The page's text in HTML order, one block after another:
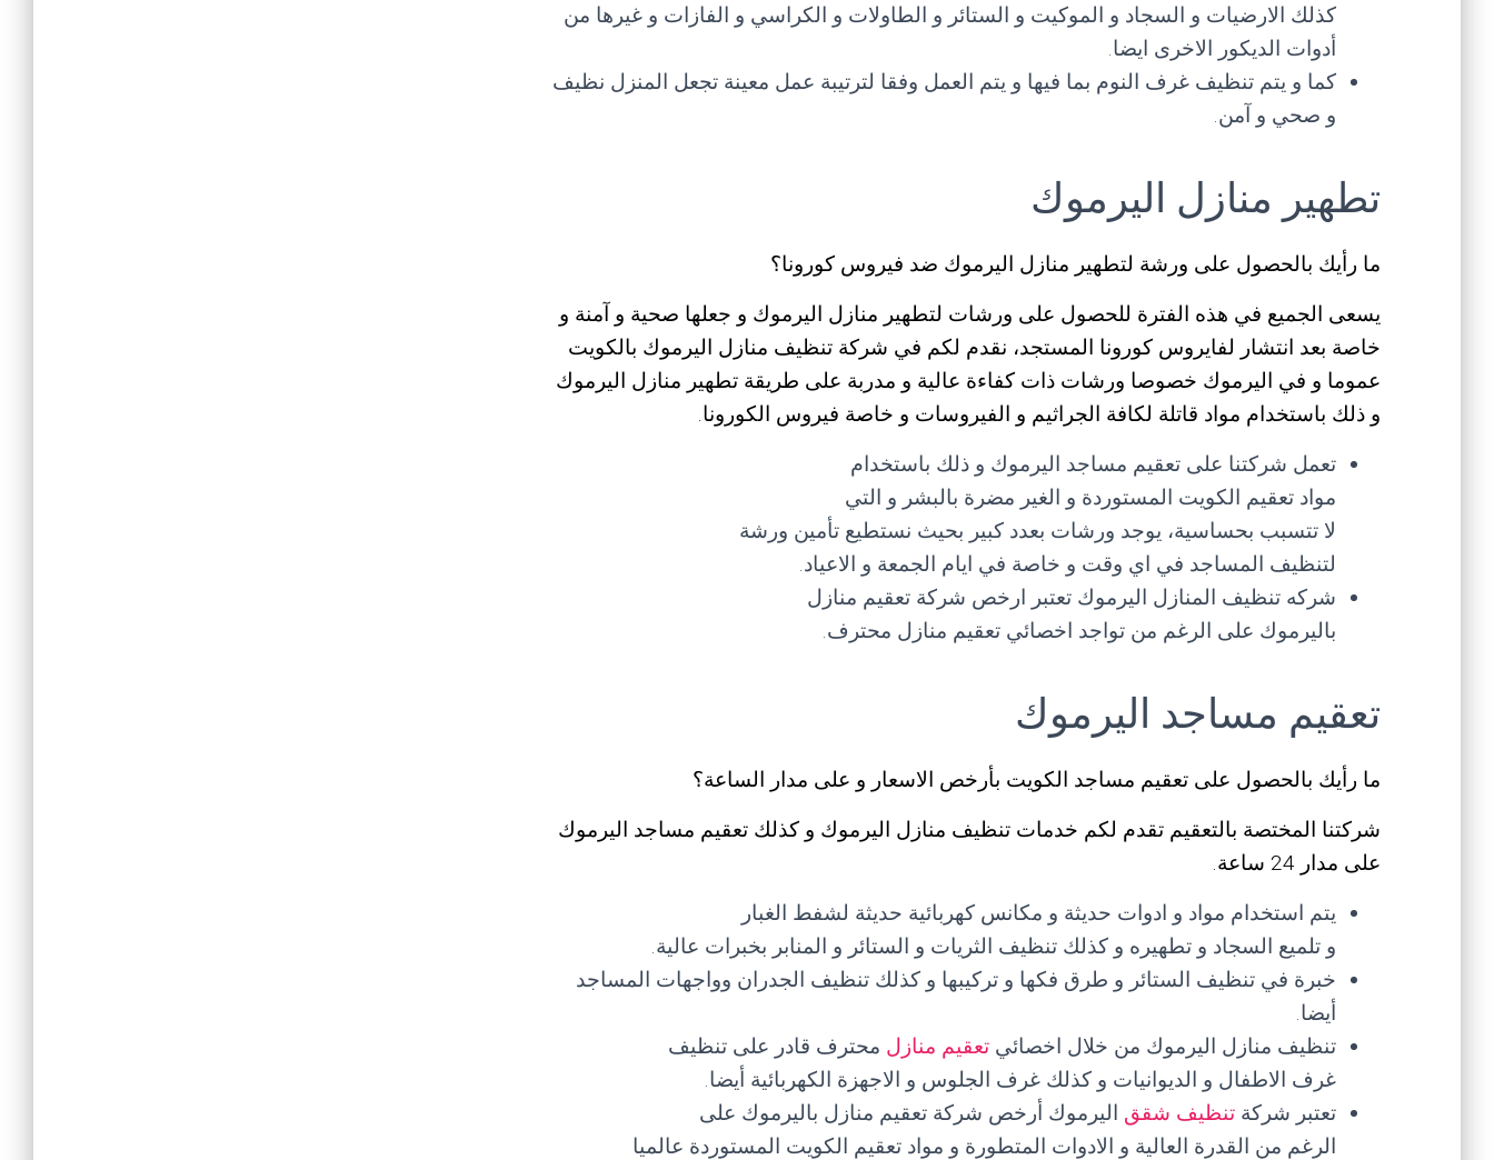
كذلك الارضيات و السجاد و الموكيت و الستائر و الطاولات و الكراسي و الفازات و غيرها من
أدوات الديكور الاخرى ايضا.
كما و يتم تنظيف غرف النوم بما فيها و يتم العمل وفقا لترتيبة عمل معينة تجعل المنزل نظيف
و صحي و آمن.
تطهير منازل اليرموك
ما رأيك بالحصول على ورشة لتطهير منازل اليرموك ضد فيروس كورونا؟
يسعى الجميع في هذه الفترة للحصول على ورشات لتطهير منازل اليرموك و جعلها صحية و آمنة و
خاصة بعد انتشار لفايروس كورونا المستجد، نقدم لكم في شركة تنظيف منازل اليرموك بالكويت
عموما و في اليرموك خصوصا ورشات ذات كفاءة عالية و مدربة على طريقة تطهير منازل اليرموك
و ذلك باستخدام مواد قاتلة لكافة الجراثيم و الفيروسات و خاصة فيروس الكورونا.
تعمل شركتنا على تعقيم مساجد اليرموك و ذلك باستخدام
مواد تعقيم الكويت المستوردة و الغير مضرة بالبشر و التي
لا تتسبب بحساسية، يوجد ورشات بعدد كبير بحيث نستطيع تأمين ورشة
لتنظيف المساجد في اي وقت و خاصة في ايام الجمعة و الاعياد.
شركه تنظيف المنازل اليرموك تعتبر ارخص شركة تعقيم منازل
باليرموك على الرغم من تواجد اخصائي تعقيم منازل محترف.
تعقيم مساجد اليرموك
ما رأيك بالحصول على تعقيم مساجد الكويت بأرخص الاسعار و على مدار الساعة؟
شركتنا المختصة بالتعقيم تقدم لكم خدمات تنظيف منازل اليرموك و كذلك تعقيم مساجد اليرموك
على مدار 24 ساعة.
يتم استخدام مواد و ادوات حديثة و مكانس كهربائية حديثة لشفط الغبار
و تلميع السجاد و تطهيره و كذلك تنظيف الثريات و الستائر و المنابر بخبرات عالية.
خبرة في تنظيف الستائر و طرق فكها و تركيبها و كذلك تنظيف الجدران وواجهات المساجد
أيضا.
تنظيف منازل اليرموك من خلال اخصائي تعقيم منازل محترف قادر على تنظيف
غرف الاطفال و الديوانيات و كذلك غرف الجلوس و الاجهزة الكهربائية أيضا.
تعتبر شركة تنظيف شقق اليرموك أرخص شركة تعقيم منازل باليرموك على
الرغم من القدرة العالية و الادوات المتطورة و مواد تعقيم الكويت المستوردة عالميا